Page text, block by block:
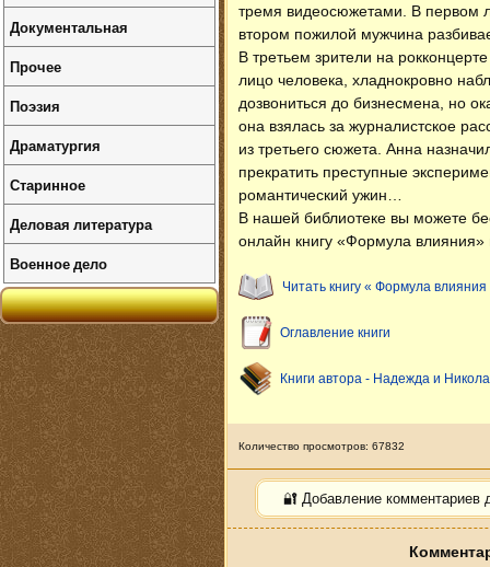
тремя видеосюжетами. В первом
втором пожилой мужчина
В третьем зрители на
лицо человека, хладнокровно
дозвониться до бизнесмена, но
она взялась за журналистское
из третьего сюжета. Анна
прекратить преступные
романтический ужин…
В нашей библиотеке вы можете
онлайн книгу «Формула
Читать книгу « Формула влияния
Оглавление книги
Книги автора - Надежда и
Количество просмотров: 67832
🔐 Добавление комментариев
Документальная
Прочее
Поэзия
Драматургия
Старинное
Деловая литература
Военное дело